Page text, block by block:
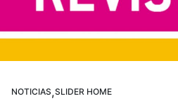
NOTICIAS,SLIDER HOME